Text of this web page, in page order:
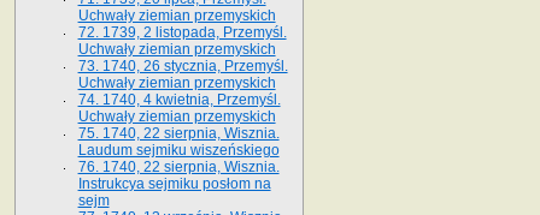
Uchwały ziemian przemyskich
72. 1739, 2 listopada, Przemyśl.
Uchwały ziemian przemyskich
73. 1740, 26 stycznia, Przemyśl.
Uchwały ziemian przemyskich
74. 1740, 4 kwietnia, Przemyśl.
Uchwały ziemian przemyskich
75. 1740, 22 sierpnia, Wisznia.
Laudum sejmiku wiszeńskiego
76. 1740, 22 sierpnia, Wisznia.
Instrukcya sejmiku posłom na
sejm